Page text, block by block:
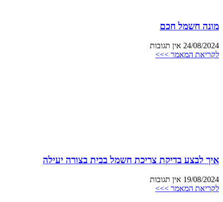
מונה חשמל חכם
24/08/2024 אין תגובות
לקריאת המאמר >>>
איך לבצע בדיקת צריכת חשמל בבית בצורה יעילה
19/08/2024 אין תגובות
לקריאת המאמר >>>